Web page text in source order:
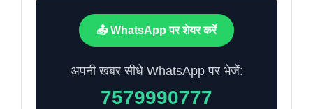
📤 WhatsApp पर शेयर करें
अपनी खबर सीधे WhatsApp पर भेजें:
7579990777